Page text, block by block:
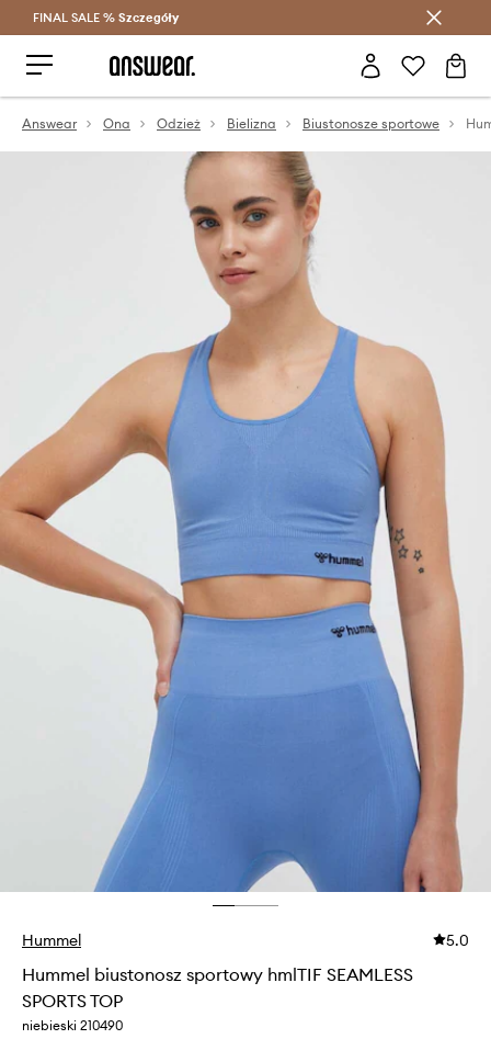
Oszczędzaj z Answear Club >
FINAL SALE % Szczegóły
Answear Ona Odzież Bielizna Biustonosze sportowe
Hummel 5.0
Hummel biustonosz sportowy hmlTIF SEAMLESS
SPORTS TOP
niebieski 210490